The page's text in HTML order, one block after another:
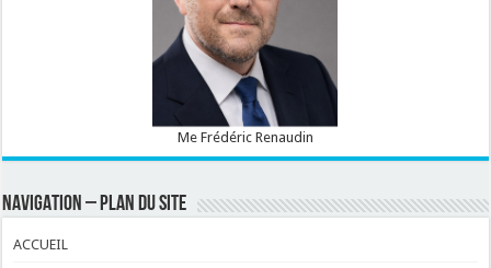
Me Frédéric Renaudin
NAVIGATION – PLAN DU SITE
ACCUEIL